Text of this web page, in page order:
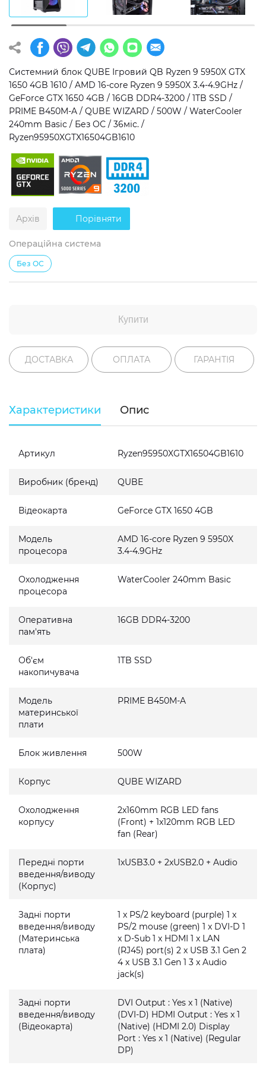
Операційна система
Windows 11 Home
Windows 11 Pro
Без ОС
Тип накопичувача
SSD
HDD
SSD + HDD
Додатково
RGB-підсвічування
Розблокований множник CPU
Надшвидкий M.2 SSD NVME
Системний блок QUBE Ігровий QB Ryzen 9 5950X GTX
1650 4GB 1610 / AMD 16-core Ryzen 9 5950X 3.4-4.9GHz /
GeForce GTX 1650 4GB / 16GB DDR4-3200 / 1TB SSD /
PRIME B450M-A / QUBE WIZARD / 500W / WaterCooler
240mm Basic / Без ОС / 36міс. /
Ryzen95950XGTX16504GB1610
Архів Порівняти
Операційна система
Без ОС
Купити
ДОСТАВКА ОПЛАТА ГАРАНТІЯ
Характеристики Опис
Артикул Ryzen95950XGTX16504GB1610
Виробник (бренд) QUBE
Відеокарта GeForce GTX 1650 4GB
Модель
процесора
AMD 16-core Ryzen 9 5950X
3.4-4.9GHz
Охолодження
процесора
WaterCooler 240mm Basic
Оперативна
пам'ять
16GB DDR4-3200
Об'єм
накопичувача
1TB SSD
Модель
материнської
плати
PRIME B450M-A
Блок живлення 500W
Корпус QUBE WIZARD
Охолодження
корпусу
2x160mm RGB LED fans
(Front) + 1x120mm RGB LED
fan (Rear)
Передні порти
введення/виводу
(Корпус)
1xUSB3.0 + 2xUSB2.0 + Audio
Задні порти
введення/виводу
(Материнська
плата)
1 x PS/2 keyboard (purple) 1 x
PS/2 mouse (green) 1 x DVI-D 1
x D-Sub 1 x HDMI 1 x LAN
(RJ45) port(s) 2 x USB 3.1 Gen 2
4 x USB 3.1 Gen 1 3 x Audio
jack(s)
Задні порти
введення/виводу
(Відеокарта)
DVI Output : Yes x 1 (Native)
(DVI-D) HDMI Output : Yes x 1
(Native) (HDMI 2.0) Display
Port : Yes x 1 (Native) (Regular
DP)